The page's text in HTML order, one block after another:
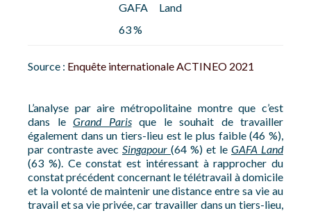
GAFA Land
63 %
Source : Enquête internationale ACTINEO 2021
L’analyse par aire métropolitaine montre que c’est
dans le Grand Parisque le souhait de travailler
également dans un tiers-lieu est le plus faible (46 %),
par contraste avec Singapour (64 %) et le GAFA Land
(63 %). Ce constat est intéressant à rapprocher du
constat précédent concernant le télétravail à domicile
et la volonté de maintenir une distance entre sa vie au
travail et sa vie privée, car travailler dans un tiers-lieu,